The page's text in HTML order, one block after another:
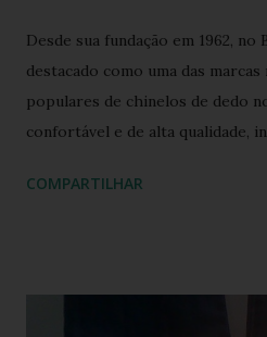
Desde sua fundação em 1962, no
destacado como uma das marcas
populares de chinelos de dedo
confortável e de alta qualidade,
coração dos consumidores em
COMPARTILHAR